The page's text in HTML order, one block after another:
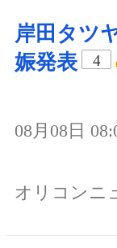
岸田タツ
娠発表
4
08月08日
オリコンニ